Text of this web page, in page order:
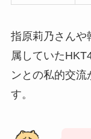
指原莉乃さんや
属していた
ンとの私的交流
す。